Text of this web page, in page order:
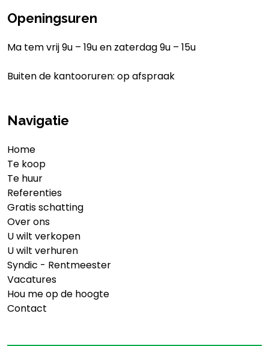
Openingsuren
Ma tem vrij 9u – 19u en zaterdag 9u – 15u
Buiten de kantooruren: op afspraak
Navigatie
Home
Te koop
Te huur
Referenties
Gratis schatting
Over ons
U wilt verkopen
U wilt verhuren
Syndic - Rentmeester
Vacatures
Hou me op de hoogte
Contact